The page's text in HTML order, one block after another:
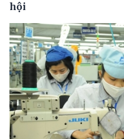
hội